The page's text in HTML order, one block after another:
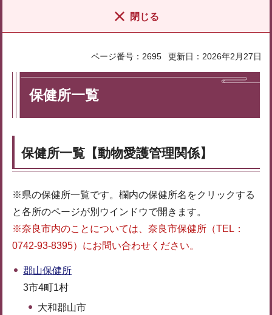
閉じる
ページ番号：2695 更新日：2026年2月27日
保健所一覧
保健所一覧【動物愛護管理関係】
※県の保健所一覧です。欄内の保健所名をクリックする
と各所のページが別ウインドウで開きます。
※奈良市内のことについては、奈良市保健所（TEL：
0742-93-8395）にお問い合わせください。
郡山保健所
3市4町1村
大和郡山市